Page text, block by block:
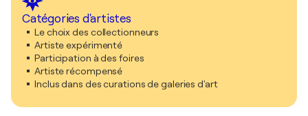
Catégories d'artistes
Le choix des collectionneurs
Artiste expérimenté
Participation à des foires
Artiste récompensé
Inclus dans des curations de galeries d'art